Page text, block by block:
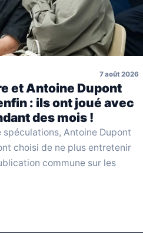
7 août 2026
et Antoine Dupont
: ils ont joué avec
des mois !
spéculations, Antoine Dupont
choisi de ne plus entretenir
commune sur les